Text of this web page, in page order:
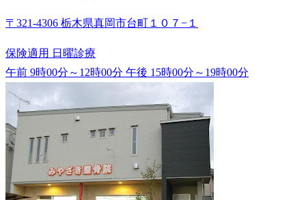
〒321-4306 栃木県真岡市台町１０７−１
保険適用 日曜診療
午前 9時00分～12時00分 午後 15時00分～19時00分